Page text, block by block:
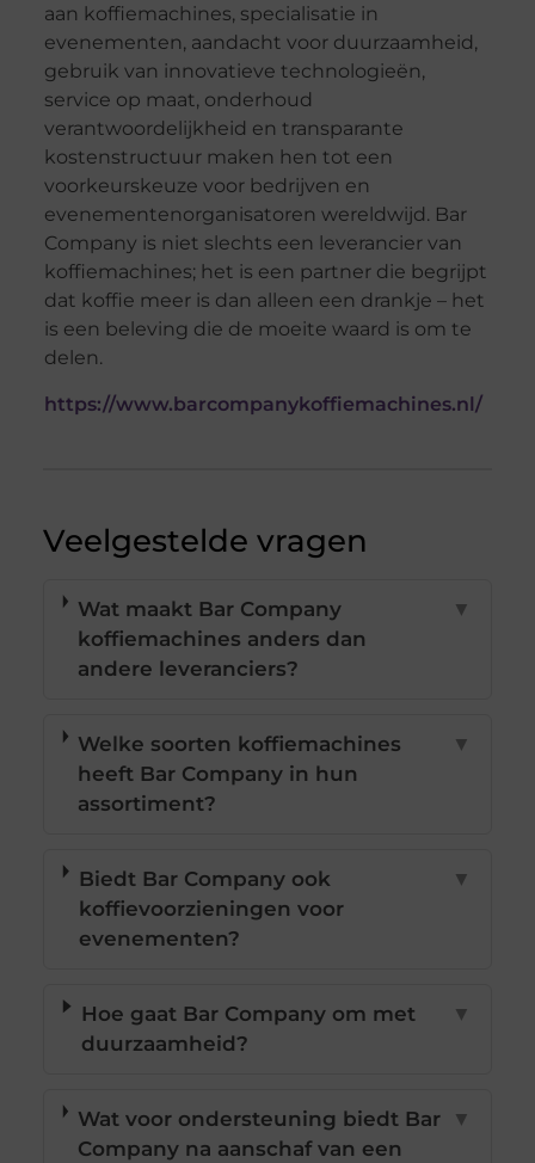
aan koffiemachines, specialisatie in
evenementen, aandacht voor duurzaamheid,
gebruik van innovatieve technologieën,
service op maat, onderhoud
verantwoordelijkheid en transparante
kostenstructuur maken hen tot een
voorkeurskeuze voor bedrijven en
evenementenorganisatoren wereldwijd. Bar
Company is niet slechts een leverancier van
koffiemachines; het is een partner die begrijpt
dat koffie meer is dan alleen een drankje – het
is een beleving die de moeite waard is om te
delen.
https://www.barcompanykoffiemachines.nl/
Veelgestelde vragen
Wat maakt Bar Company
koffiemachines anders dan
andere leveranciers?
▼
Welke soorten koffiemachines
heeft Bar Company in hun
assortiment?
▼
Biedt Bar Company ook
koffievoorzieningen voor
evenementen?
▼
Hoe gaat Bar Company om met
duurzaamheid?
▼
Wat voor ondersteuning biedt Bar
Company na aanschaf van een
▼